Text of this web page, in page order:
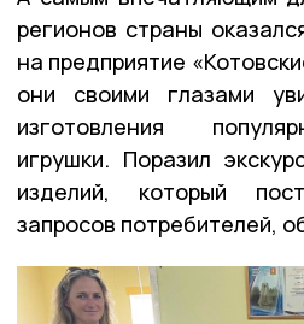
регионов страны
на предприятие
они своими глазами
изготовления
игрушки. Поразил
изделий, который
запросов потребителей,